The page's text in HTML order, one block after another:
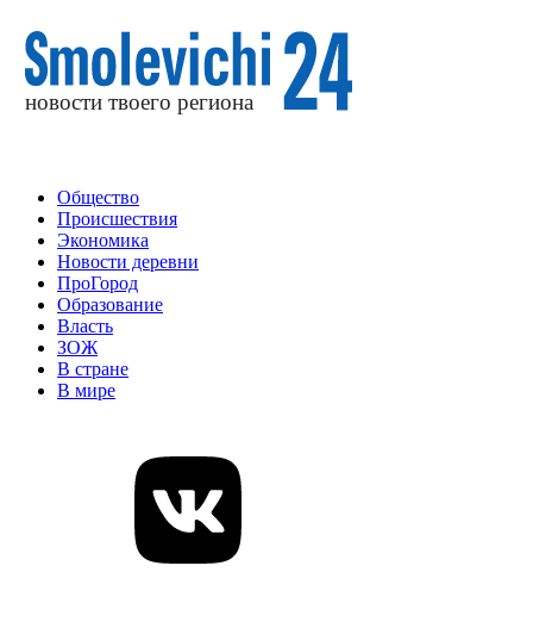
Общество
Происшествия
Экономика
Новости деревни
ПроГород
Образование
Власть
ЗОЖ
В стране
В мире